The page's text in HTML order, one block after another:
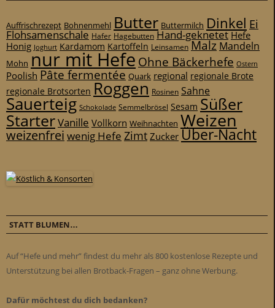
Auffrischrezept Bohnenmehl Butter Buttermilch Dinkel Ei
Flohsamenschale Hafer Hagebutten Hand-geknetet Hefe
Honig Joghurt Kardamom Kartoffeln Leinsamen Malz Mandeln
Mohn nur mit Hefe Ohne Bäckerhefe Ostern
Poolish Pâte fermentée Quark regional regionale Brote
regionale Brotsorten Roggen Rosinen Sahne
Sauerteig Schokolade Semmelbrösel Sesam Süßer
StarterVanille Vollkorn Weihnachten Weizen
weizenfrei wenig Hefe ZimtZuckerÜber-Nacht
STATT BLUMEN…
Auf “Hefe und mehr” findest du mehr als 800 kostenlose Rezepte und
Unterstützung bei allen Brotback-Fragen – ganz ohne Werbung.
Dafür möchtest du dich bedanken?